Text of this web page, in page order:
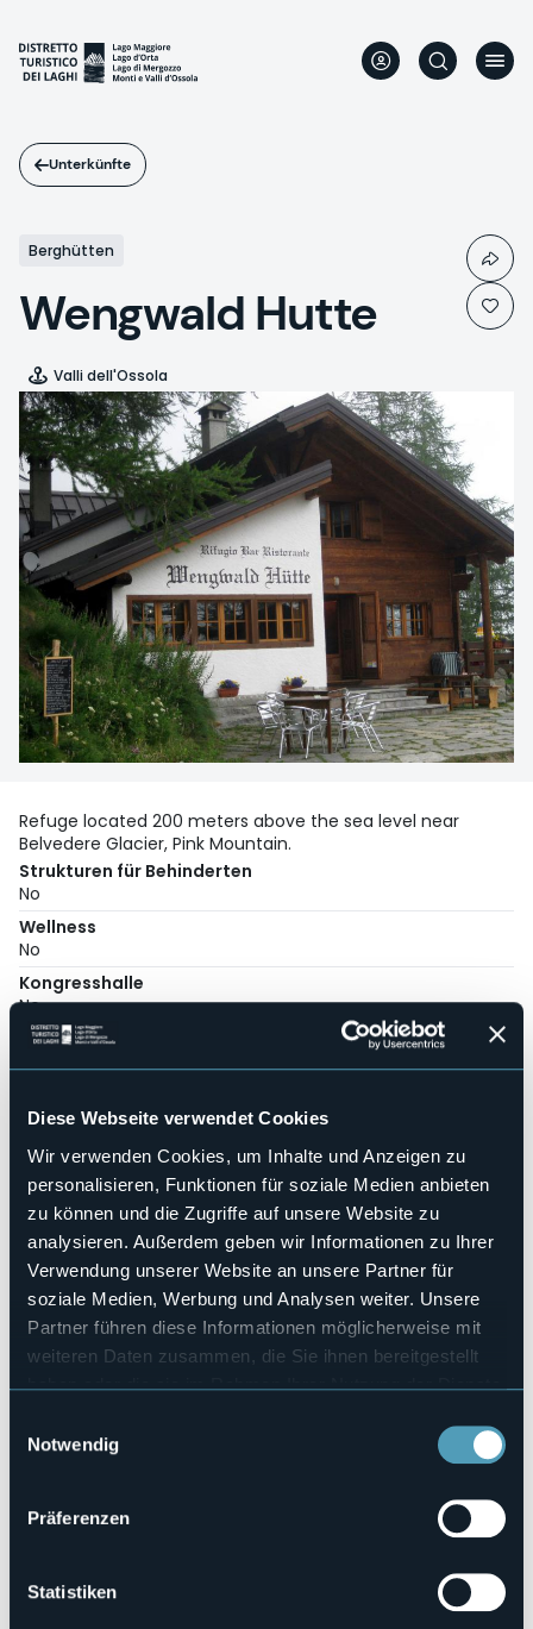
Diese Webseite verwendet Cookies
Wir verwenden Cookies, um Inhalte und Anzeigen zu
personalisieren, Funktionen für soziale Medien anbieten
zu können und die Zugriffe auf unsere Website zu
analysieren. Außerdem geben wir Informationen zu Ihrer
Verwendung unserer Website an unsere Partner für
soziale Medien, Werbung und Analysen weiter. Unsere
Partner führen diese Informationen möglicherweise mit
weiteren Daten zusammen, die Sie ihnen bereitgestellt
haben oder die sie im Rahmen Ihrer Nutzung der Dienste
Notwendig
Präferenzen
Statistiken
Inhalt
Unterkünfte
Berghütten
Wengwald Hutte
Valli dell'Ossola
Refuge located 200 meters above the sea level near
Belvedere Glacier, Pink Mountain.
Strukturen für Behinderten
No
Wellness
No
Kongresshalle
No
Hallenbad
Sì
Anzahl der Zimmer
Anzahl der Betten
E-mail
valcot.rifugio@gmail.com
Webseite
http://www.wengwaldhutte.it
+39 342 1691297
103039-RIF-00001
Loc. Belvedere